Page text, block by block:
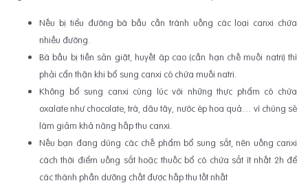
Nếu bị tiểu đường bà bầu cần tránh uống các loại canxi chứa
nhiều đường.
Bà bầu bị tiền sản giật, huyết áp cao (cần hạn chế muối natri) thì
phải cẩn thận khi bổ sung canxi có chứa muối natri.
Không bổ sung canxi cùng lúc với những thực phẩm có chứa
oxalate như chocolate, trà, dâu tây, nước ép hoa quả… vì chúng sẽ
làm giảm khả năng hấp thu canxi.
Nếu bạn đang dùng các chế phẩm bổ sung sắt, nên uống canxi
cách thời điểm uống sắt hoặc thuốc bổ có chứa sắt ít nhất 2h để
các thành phần dưỡng chất được hấp thu tốt nhất